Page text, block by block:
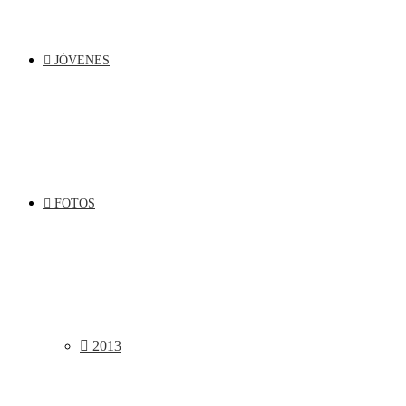
JÓVENES
FOTOS
2013